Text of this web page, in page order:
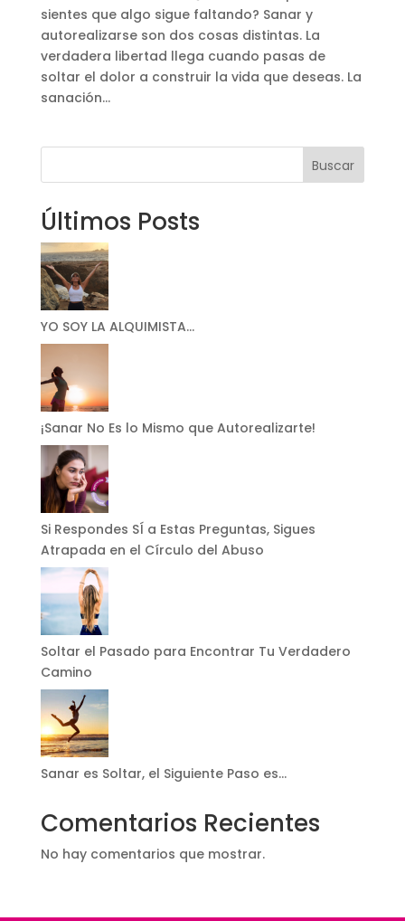
sientes que algo sigue faltando? Sanar y
autorealizarse son dos cosas distintas. La
verdadera libertad llega cuando pasas de
soltar el dolor a construir la vida que deseas. La
sanación...
Buscar
Últimos Posts
YO SOY LA ALQUIMISTA…
¡Sanar No Es lo Mismo que Autorealizarte!
Si Respondes SÍ a Estas Preguntas, Sigues
Atrapada en el Círculo del Abuso
Soltar el Pasado para Encontrar Tu Verdadero
Camino
Sanar es Soltar, el Siguiente Paso es…
Comentarios Recientes
No hay comentarios que mostrar.